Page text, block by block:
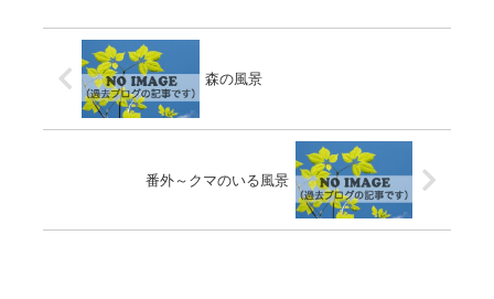
森の風景
番外～クマのいる風景